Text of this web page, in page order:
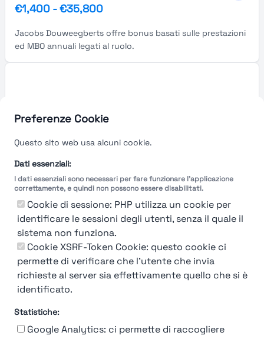
Preferenze Cookie
Questo sito web usa alcuni cookie.
Dati essenziali:
I dati essenziali sono necessari per fare funzionare l'applicazione
correttamente, e quindi non possono essere disabilitati.
Cookie di sessione: PHP utilizza un cookie per
identificare le sessioni degli utenti, senza il quale il
sistema non funziona.
Cookie XSRF-Token Cookie: questo cookie ci
permette di verificare che l'utente che invia
richieste al server sia effettivamente quello che si è
identificato.
Statistiche:
Google Analytics: ci permette di raccogliere
€1,400 -€35,800
Jacobs Douweegberts offre bonus basati sulle prestazioni
ed MBO annuali legati al ruolo.
You're Not logged in
LoginorIscrivitiper vedere